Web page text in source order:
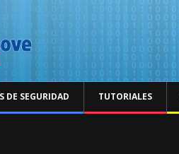
DE SEGURIDAD TUTORIALES